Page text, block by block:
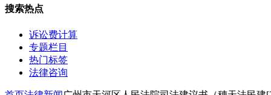
搜索热点
诉讼费计算
专题栏目
热门标签
法律咨询